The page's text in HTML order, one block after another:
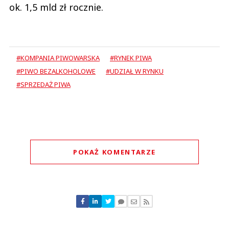
ok. 1,5 mld zł rocznie.
#KOMPANIA PIWOWARSKA
#RYNEK PIWA
#PIWO BEZALKOHOLOWE
#UDZIAŁ W RYNKU
#SPRZEDAŻ PIWA
POKAŻ KOMENTARZE
Nie znaleziono komentarzy
Zostaw swoje komentarze